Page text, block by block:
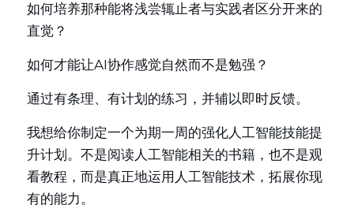
如何培养那种能将浅尝辄止者与实践者区分开来的
直觉？
如何才能让AI协作感觉自然而不是勉强？
通过有条理、有计划的练习，并辅以即时反馈。
我想给你制定一个为期一周的强化人工智能技能提
升计划。不是阅读人工智能相关的书籍，也不是观
看教程，而是真正地运用人工智能技术，拓展你现
有的能力。